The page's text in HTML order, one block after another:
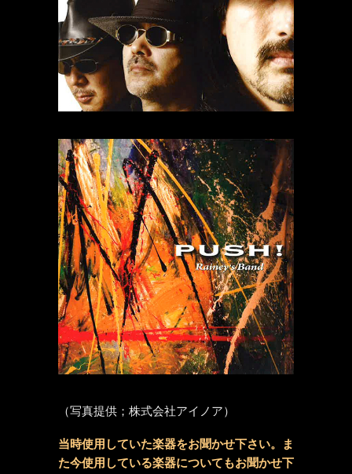
（写真提供；株式会社アイノア）
当時使用していた楽器をお聞かせ下さい。ま
た今使用している楽器についてもお聞かせ下